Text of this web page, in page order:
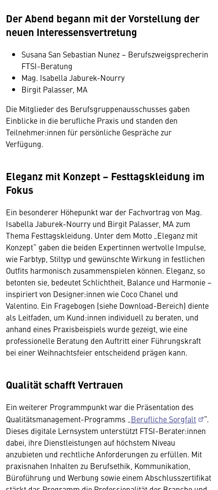
Der Abend begann mit der Vorstellung der
neuen Interessensvertretung
Susana San Sebastian Nunez – Berufszweigsprecherin
FTSI-Beratung
Mag. Isabella Jaburek-Nourry
Birgit Palasser, MA
Die Mitglieder des Berufsgruppenausschusses gaben
Einblicke in die berufliche Praxis und standen den
Teilnehmer:innen für persönliche Gespräche zur
Verfügung.
Eleganz mit Konzept – Festtagskleidung im
Fokus
Ein besonderer Höhepunkt war der Fachvortrag von Mag.
Isabella Jaburek-Nourry und Birgit Palasser, MA zum
Thema Festtagskleidung. Unter dem Motto „Eleganz mit
Konzept“ gaben die beiden Expertinnen wertvolle Impulse,
wie Farbtyp, Stiltyp und gewünschte Wirkung in festlichen
Outfits harmonisch zusammenspielen können. Eleganz, so
betonten sie, bedeutet Schlichtheit, Balance und Harmonie –
inspiriert von Designer:innen wie Coco Chanel und
Valentino. Ein Fragebogen (siehe Download-Bereich) diente
als Leitfaden, um Kund:innen individuell zu beraten, und
anhand eines Praxisbeispiels wurde gezeigt, wie eine
professionelle Beratung den Auftritt einer Führungskraft
bei einer Weihnachtsfeier entscheidend prägen kann.
Qualität schafft Vertrauen
Ein weiterer Programmpunkt war die Präsentation des
Qualitätsmanagement-Programms „ Berufliche Sorgfalt
“.
Dieses digitale Lernsystem unterstützt FTSI-Berater:innen
dabei, ihre Dienstleistungen auf höchstem Niveau
anzubieten und rechtliche Anforderungen zu erfüllen. Mit
praxisnahen Inhalten zu Berufsethik, Kommunikation,
Büroführung und Werbung sowie einem Abschlusszertifikat